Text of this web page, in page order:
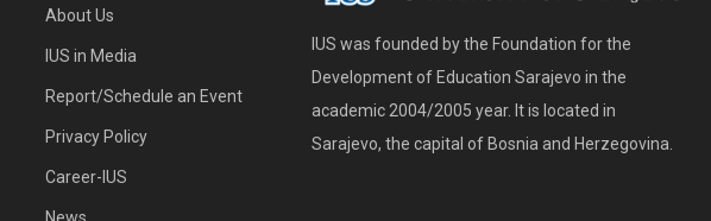
About Us
IUS in Media
Report/Schedule an Event
Privacy Policy
Career-IUS
News
IUS was founded by the Foundation for the
Development of Education Sarajevo in the
academic 2004/2005 year. It is located in
Sarajevo, the capital of Bosnia and Herzegovina.